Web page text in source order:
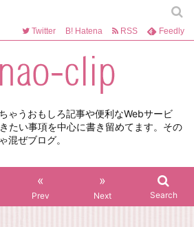
ゃうおもしろ記事や便利なWebサービ
たい事項を中心に書き留めてます。その
混ぜブログ。
«
Prev
»
Next Search
Twitter B! Hatena RSS Feedly